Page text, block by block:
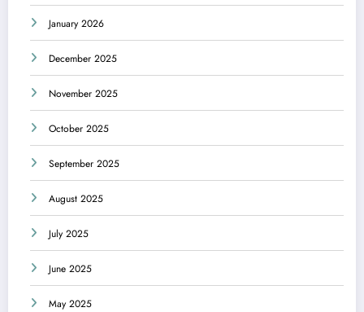
January 2026
December 2025
November 2025
October 2025
September 2025
August 2025
July 2025
June 2025
May 2025